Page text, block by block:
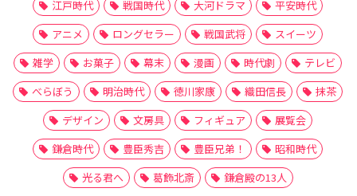
江戸時代 戦国時代 大河ドラマ
平安時代
アニメ
ロングセラー 戦国武将
スイーツ
雑学
お菓子 幕末 漫画 時代劇
テレビ
べらぼう
明治時代 徳川家康 織田信長
抹茶
デザイン
文房具 フィギュア
展覧会
鎌倉時代
豊臣秀吉 豊臣兄弟！
昭和時代
光る君へ
葛飾北斎 鎌倉殿の13人